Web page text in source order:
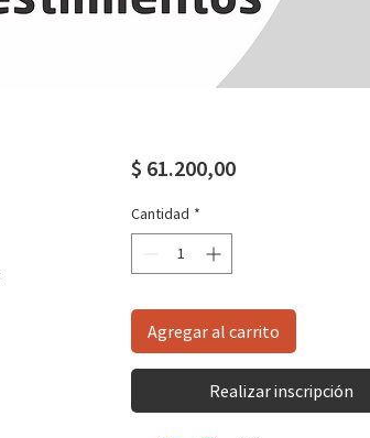
$ 61.200,00Precio
Cantidad *
Agregar al carrito
Realizar inscripción